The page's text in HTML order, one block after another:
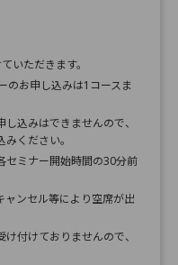
いただきます。
のお申し込みは1コースま
込みはできませんので、
ください。
セミナー開始時間の30分前
ャンセル等により空席が出
付けておりませんので、